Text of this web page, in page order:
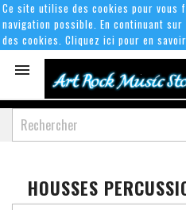
Ce site utilise des cookies pour vous
navigation possible. En continuant
des cookies. Cliquez ici pour en

HOUSSES